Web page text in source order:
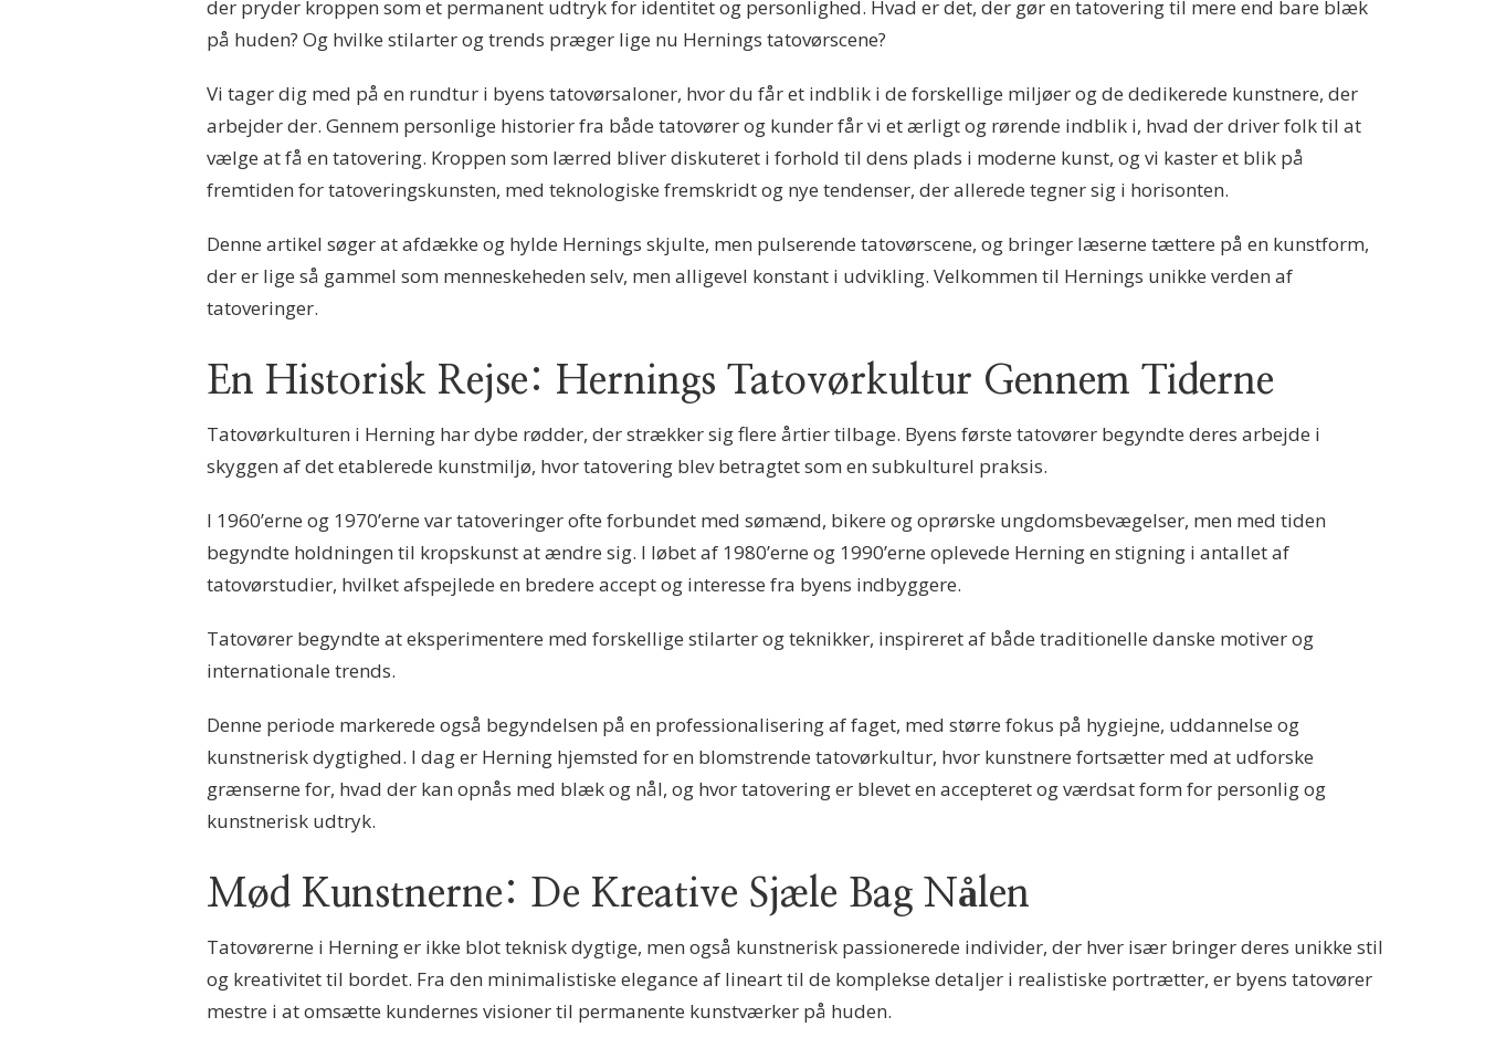
der pryder kroppen som et permanent udtryk for identitet og personlighed. Hvad er det, der gør en tatovering til mere end bare blæk
på huden? Og hvilke stilarter og trends præger lige nu Hernings tatovørscene?
Vi tager dig med på en rundtur i byens tatovørsaloner, hvor du får et indblik i de forskellige miljøer og de dedikerede kunstnere, der
arbejder der. Gennem personlige historier fra både tatovører og kunder får vi et ærligt og rørende indblik i, hvad der driver folk til at
vælge at få en tatovering. Kroppen som lærred bliver diskuteret i forhold til dens plads i moderne kunst, og vi kaster et blik på
fremtiden for tatoveringskunsten, med teknologiske fremskridt og nye tendenser, der allerede tegner sig i horisonten.
Denne artikel søger at afdække og hylde Hernings skjulte, men pulserende tatovørscene, og bringer læserne tættere på en kunstform,
der er lige så gammel som menneskeheden selv, men alligevel konstant i udvikling. Velkommen til Hernings unikke verden af
tatoveringer.
En Historisk Rejse: Hernings Tatovørkultur Gennem Tiderne
Tatovørkulturen i Herning har dybe rødder, der strækker sig flere årtier tilbage. Byens første tatovører begyndte deres arbejde i
skyggen af det etablerede kunstmiljø, hvor tatovering blev betragtet som en subkulturel praksis.
I 1960’erne og 1970’erne var tatoveringer ofte forbundet med sømænd, bikere og oprørske ungdomsbevægelser, men med tiden
begyndte holdningen til kropskunst at ændre sig. I løbet af 1980’erne og 1990’erne oplevede Herning en stigning i antallet af
tatovørstudier, hvilket afspejlede en bredere accept og interesse fra byens indbyggere.
Tatovører begyndte at eksperimentere med forskellige stilarter og teknikker, inspireret af både traditionelle danske motiver og
internationale trends.
Denne periode markerede også begyndelsen på en professionalisering af faget, med større fokus på hygiejne, uddannelse og
kunstnerisk dygtighed. I dag er Herning hjemsted for en blomstrende tatovørkultur, hvor kunstnere fortsætter med at udforske
grænserne for, hvad der kan opnås med blæk og nål, og hvor tatovering er blevet en accepteret og værdsat form for personlig og
kunstnerisk udtryk.
Mød Kunstnerne: De Kreative Sjæle Bag Nålen
Tatovørerne i Herning er ikke blot teknisk dygtige, men også kunstnerisk passionerede individer, der hver især bringer deres unikke stil
og kreativitet til bordet. Fra den minimalistiske elegance af lineart til de komplekse detaljer i realistiske portrætter, er byens tatovører
mestre i at omsætte kundernes visioner til permanente kunstværker på huden.